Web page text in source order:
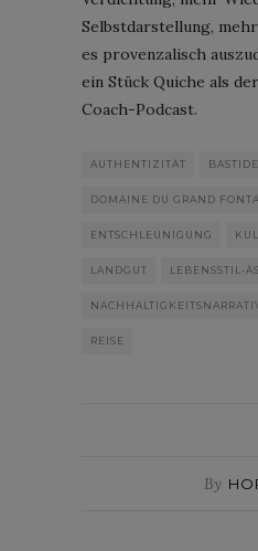
Selbstdarstellung,
es provenzalisch
ein Stück Quiche als
Coach-Podcast.
AUTHENTIZITÄT BASTIDE
DOMAINE DU GRAND
ENTSCHLEUNIGUNG
LANDGUT LEBENSSTIL-
REISE
By